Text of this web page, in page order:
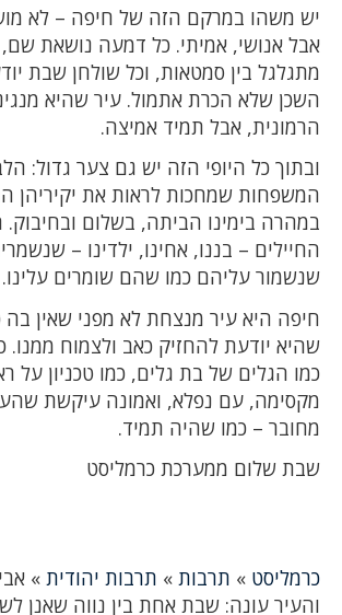
יש משהו במרקם הזה של חיפה – לא
אבל אנושי, אמיתי. כל דמעה נושאת
מתגלגל בין סמטאות, וכל שולחן שבת
השכן שלא הכרת אתמול. עיר שהיא
הרמונית, אבל תמיד אמיצה.
ובתוך כל היופי הזה יש גם צער גדול:
המשפחות שמחכות לראות את יקיריהן
במהרה בימינו הביתה, בשלום
החיילים – בננו, אחינו, ילדינו –
שנשמור עליהם כמו שהם שומרים עלינו.
חיפה היא עיר מנצחת לא מפני שאין בה
שהיא יודעת להחזיק כאב ולצמוח ממנו.
כמו הגלים של בת גלים, כמו טכניון על
מקסימה, עם נפלא, ואמונה עיקשת
מחובר – כמו שהיה תמיד.
שבת שלום ממערכת כרמליסט
כרמליסט » תרבות » תרבות יהודית »
והעיר עונה: שבת אחת בין נווה שאנן